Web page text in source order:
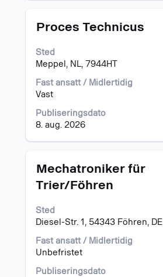
Tittel
Proces Technicus
Sted
Meppel, NL, 7944HT
Fast ansatt / Midlertidig
Vast
Publiseringsdato
8. aug. 2026
Velg
mellomromstasten
for
vise
det
innholdet
i
jobbinformasjonen.
Tittel
Mechatroniker für
Trier/Föhren
Sted
Diesel-Str. 1, 54343 Föhren, DE
Fast ansatt / Midlertidig
Unbefristet
Publiseringsdato
Velg
mellomromstasten
å
vise
det
fullstendige
i